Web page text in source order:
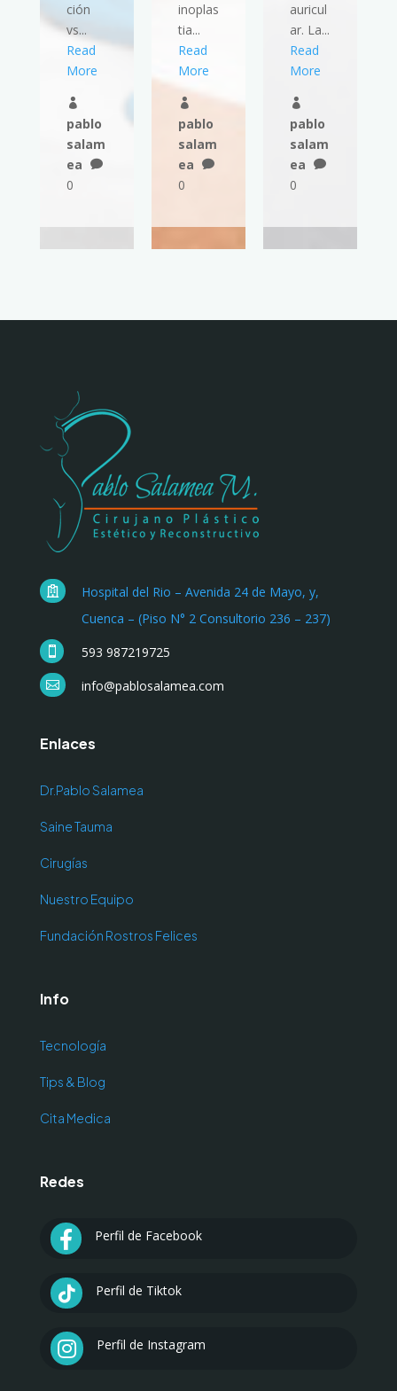
ción
vs...
Read
More

pablo
salam
ea

0
inoplas
tia...
Read
More

pablo
salam
ea

0
auricul
ar. La...
Read
More

pablo
salam
ea

0

Hospital del Rio – Avenida 24 de Mayo, y,
Cuenca – (Piso N° 2 Consultorio 236 – 237)
 593 987219725
 info@pablosalamea.com
Enlaces
Dr.Pablo Salamea
Saine Tauma
Cirugías
Nuestro Equipo
Fundación Rostros Felices
Info
Tecnología
Tips & Blog
Cita Medica
Redes
 Perfil de Facebook
 Perfil de Tiktok
 Perfil de Instagram